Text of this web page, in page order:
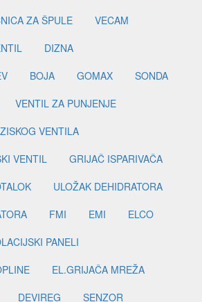
ZA ŠPULE
VECAM
DIZNA
BOJA GOMAX
SONDA
VENTIL ZA PUNJENJE
VENTILA
VENTIL
GRIJAČ ISPARIVAČA
ULOŽAK DEHIDRATORA
FMI EMI
ELCO
PANELI
EL.GRIJAČA MREŽA
DEVIREG
SENZOR